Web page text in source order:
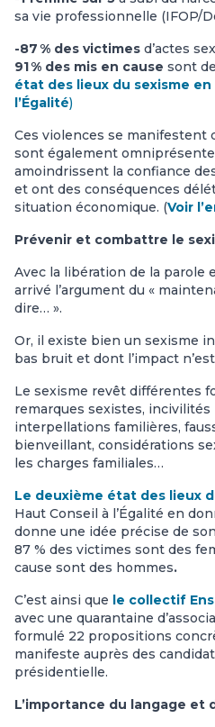
sa vie professionnelle (IFOP/
-87 % des victimes d’actes
91 % des mis en cause sont
état des lieux du sexisme en
l’Égalité)
Ces violences se manifestent
sont également
amoindrissent la confiance
et ont des conséquences
situation économique. (Voir
Prévenir et combattre le
Avec la libération de la parole
arrivé l’argument du «
dire… ».
Or, il existe bien un sexisme
bas bruit et dont l’impact
Le sexisme revêt différentes
remarques sexistes, incivilités
interpellations familières,
bienveillant, considérations
les charges familiales…
Le deuxième état des lieux
Haut Conseil à l’Égalité en
donne une idée précise de
87 % des victimes sont des
cause sont des hommes.
C’est ainsi que le collectif
avec une quarantaine
formulé 22 propositions
manifeste auprès des
présidentielle.
L’importance du langage et